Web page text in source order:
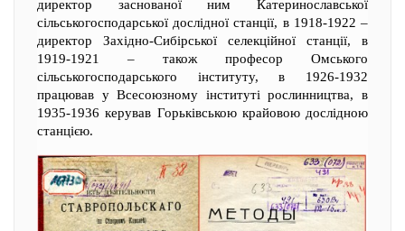
директор заснованої ним Катеринославської
сільськогосподарської дослідної станції, в 1918-1922 –
директор Західно-Сибірської селекційної станції, в
1919-1921 – також професор Омського
сільськогосподарського інституту, в 1926-1932
працював у Всесоюзному інституті рослинництва, в
1935-1936 керував Горьківською крайовою дослідною
станцією.